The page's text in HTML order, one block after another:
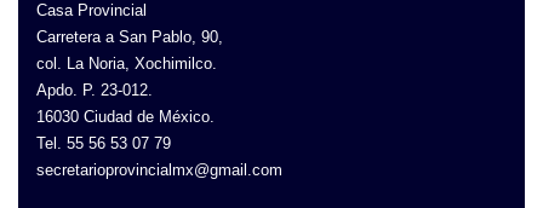
Casa Provincial
Carretera a San Pablo, 90,
col. La Noria, Xochimilco.
Apdo. P. 23-012.
16030 Ciudad de México.
Tel. 55 56 53 07 79
secretarioprovincialmx@gmail.com